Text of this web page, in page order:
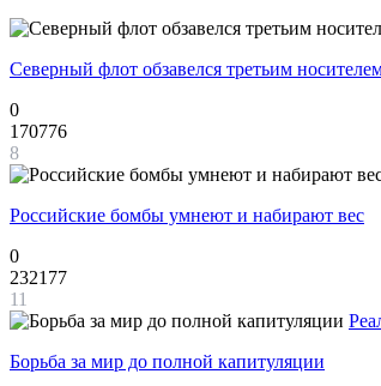
Северный флот обзавелся третьим
0
170776
8
Российские бомбы умнеют и набирают вес
0
232177
11
Борьба за мир до полной капитуляции